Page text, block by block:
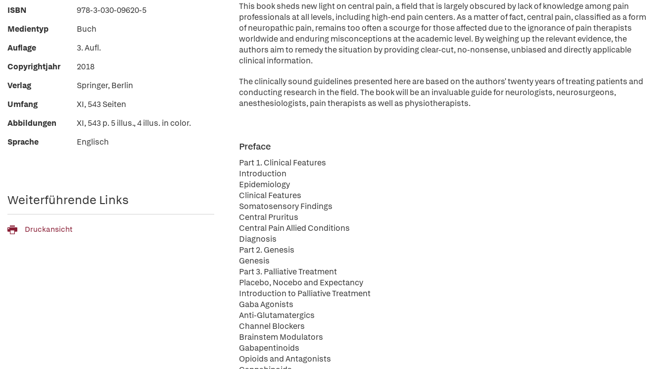
This book sheds new light on central pain, a field that is largely obscured by lack of knowledge among pain
professionals at all levels, including high-end pain centers. As a matter of fact, central pain, classified as a form
of neuropathic pain, remains too often a scourge for those affected due to the ignorance of pain therapists
worldwide and enduring misconceptions at the academic level. By weighing up the relevant evidence, the
authors aim to remedy the situation by providing clear-cut, no-nonsense, unbiased and directly applicable
clinical information.
The clinically sound guidelines presented here are based on the authors' twenty years of treating patients and
conducting research in the field. The book will be an invaluable guide for neurologists, neurosurgeons,
anesthesiologists, pain therapists as well as physiotherapists.
Preface
Part 1. Clinical Features
Introduction
Epidemiology
Clinical Features
Somatosensory Findings
Central Pruritus
Central Pain Allied Conditions
Diagnosis
Part 2. Genesis
Genesis
Part 3. Palliative Treatment
Placebo, Nocebo and Expectancy
Introduction to Palliative Treatment
Gaba Agonists
Anti-Glutamatergics
Channel Blockers
Brainstem Modulators
Gabapentinoids
Opioids and Antagonists
ISBN
978-3-030-09620-5
Medientyp
Buch
Auflage
3. Aufl.
Copyrightjahr
2018
Verlag
Springer, Berlin
Umfang
XI, 543 Seiten
Abbildungen
XI, 543 p. 5 illus., 4 illus. in color.
Sprache
Englisch
Weiterführende Links
Druckansicht